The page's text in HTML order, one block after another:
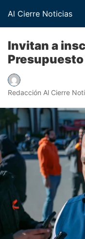
Al Cierre Noticias
Invitan a
Redacción Al Cierre